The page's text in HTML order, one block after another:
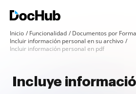
Inicio Funcionalidad
Documentos por
Incluir información personal en su archivo
Incluir información personal en pdf
Incluye